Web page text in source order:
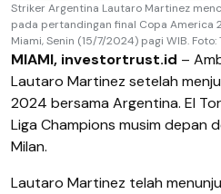
Striker Argentina Lautaro Martinez
pada pertandingan final Copa America
Miami, Senin (15/7/2024) pagi WIB.
MIAMI, investortrust.id –
Lautaro Martinez setelah
2024 bersama Argentina. El
Liga Champions musim depan
Milan.
Lautaro Martinez telah